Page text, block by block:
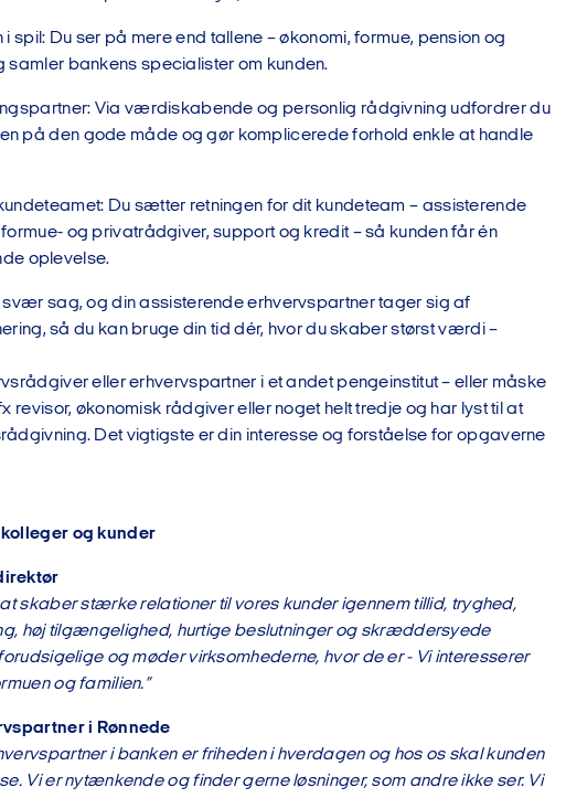
i spil: Du ser på mere end tallene – økonomi, formue, pension og
samler bankens specialister om kunden.
Via værdiskabende og personlig rådgivning udfordrer du
på den gode måde og gør komplicerede forhold enkle at handle
Du sætter retningen for dit kundeteam – assisterende
og privatrådgiver, support og kredit – så kunden får én
oplevelse.
svær sag, og din assisterende erhvervspartner tager sig af
så du kan bruge din tid dér, hvor du skaber størst værdi –
eller erhvervspartner i et andet pengeinstitut – eller måske
revisor, økonomisk rådgiver eller noget helt tredje og har lyst til at
Det vigtigste er din interesse og forståelse for opgaverne
og kunder
skaber stærke relationer til vores kunder igennem tillid, tryghed,
høj tilgængelighed, hurtige beslutninger og skræddersyede
og møder virksomhederne, hvor de er - Vi interesserer
og familien.”
i Rønnede
i banken er friheden i hverdagen og hos os skal kunden
Vi er nytænkende og finder gerne løsninger, som andre ikke ser. Vi